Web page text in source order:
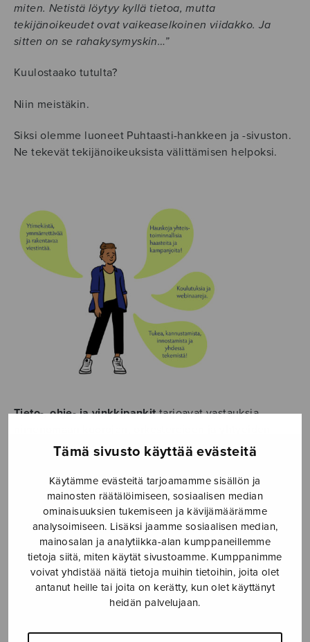
Tämä sivusto käyttää evästeitä
Käytämme evästeitä tarjoamamme sisällön ja
mainosten räätälöimiseen, sosiaalisen median
ominaisuuksien tukemiseen ja kävijämäärämme
analysoimiseen. Lisäksi jaamme sosiaalisen median,
mainosalan ja analytiikka-alan kumppaneillemme
tietoja siitä, miten käytät sivustoamme. Kumppanimme
voivat yhdistää näitä tietoja muihin tietoihin, joita olet
antanut heille tai joita on kerätty, kun olet käyttänyt
heidän palvelujaan.
miten. Netistä löytyy kyllä tietoa, mutta
tekijänoikeudet ovat vaikeaselkoinen viidakko. Ja
sitten on se rahakysymyskin…”
Kuulostaako tutulta?
Niin meistäkin.
Siksi olemme luoneet Puhtaasti-hankkeen ja -sivuston.
Netekevät tekijänoikeuksista välittämisen helpoksi.
Tieto-, ohje- ja vinkkipankittarjoavat vastauksia
arjen kysymyksiin ja tarpeisiin.
Viestintä ja koulutuksettuovat tekijänoikeusasiat
lähelle ymmärrettävästi, kiinnostavasti ja
käytännönläheisesti.
Materiaalipankin aineistoeli Puhtaasti-logot,
aihetunnisteet ja valmiit tekstit ovat keino osallistua
konkreettisesti Sulasol-perheen ja sen jäsenten
yhteiseen missioon ja tekijänoikeuksien näkyväksi